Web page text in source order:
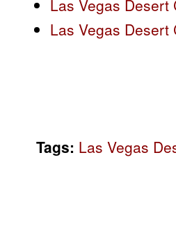
Las Vegas Desert
Las Vegas Desert
Tags: Las Vegas